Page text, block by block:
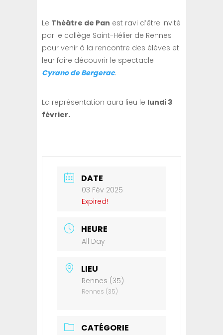
Le Théâtre de Pan est ravi d’être invité
par le collège Saint-Hélier de Rennes
pour venir à la rencontre des élèves et
leur faire découvrir le spectacle
Cyrano de Bergerac.
La représentation aura lieu le lundi 3
février.
DATE
03 Fév 2025
Expired!
HEURE
All Day
LIEU
Rennes (35)
Rennes (35)
CATÉGORIE